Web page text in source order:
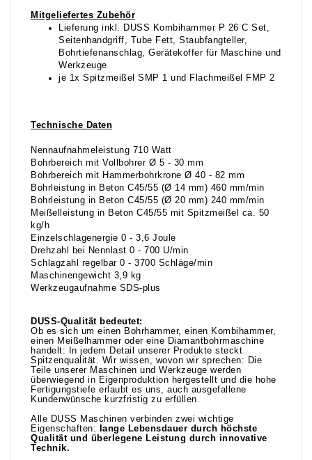
Mitgeliefertes Zubehör
Lieferung inkl. DUSS Kombihammer P 26 C Set,
Seitenhandgriff, Tube Fett, Staubfangteller,
Bohrtiefenanschlag, Gerätekoffer für Maschine und
Werkzeuge
je 1x Spitzmeißel SMP 1 und Flachmeißel FMP 2
Technische Daten
Nennaufnahmeleistung 710 Watt
Bohrbereich mit Vollbohrer Ø 5 - 30 mm
Bohrbereich mit Hammerbohrkrone Ø 40 - 82 mm
Bohrleistung in Beton C45/55 (Ø 14 mm) 460 mm/min
Bohrleistung in Beton C45/55 (Ø 20 mm) 240 mm/min
Meißelleistung in Beton C45/55 mit Spitzmeißel ca. 50
kg/h
Einzelschlagenergie 0 - 3,6 Joule
Drehzahl bei Nennlast 0 - 700 U/min
Schlagzahl regelbar 0 - 3700 Schläge/min
Maschinengewicht 3,9 kg
Werkzeugaufnahme SDS-plus
DUSS-Qualität bedeutet:
Ob es sich um einen Bohrhammer, einen Kombihammer,
einen Meißelhammer oder eine Diamantbohrmaschine
handelt: In jedem Detail unserer Produkte steckt
Spitzenqualität. Wir wissen, wovon wir sprechen: Die
Teile unserer Maschinen und Werkzeuge werden
überwiegend in Eigenproduktion hergestellt und die hohe
Fertigungstiefe erlaubt es uns, auch ausgefallene
Kundenwünsche kurzfristig zu erfüllen.
Alle DUSS Maschinen verbinden zwei wichtige
Eigenschaften: lange Lebensdauer durch höchste
Qualität und überlegene Leistung durch innovative
Technik.